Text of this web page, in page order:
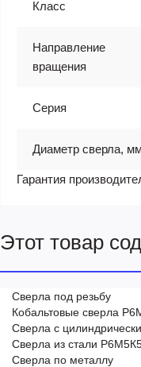
Класс
Направление
вращения
Серия
Диаметр сверла,
Гарантия
Этот товар
Сверла под резьбу
Кобальтовые сверла
Сверла с
Сверла из стали
Сверла по металлу